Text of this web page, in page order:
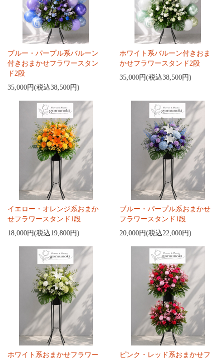
ブルー・パープル系バルーン
付きおまかせフラワースタン
ド2段
35,000円(税込38,500円)
ホワイト系バルーン付きおま
かせフラワースタンド2段
35,000円(税込38,500円)
イエロー・オレンジ系おまか
せフラワースタンド1段
18,000円(税込19,800円)
ブルー・パープル系おまかせ
フラワースタンド1段
20,000円(税込22,000円)
ホワイト系おまかせフラワー
ピンク・レッド系おまかせフ